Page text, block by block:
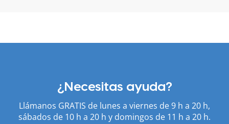
¿Necesitas ayuda?
Llámanos GRATIS de lunes a viernes de 9 h a 20 h,
sábados de 10 h a 20 h y domingos de 11 h a 20 h.